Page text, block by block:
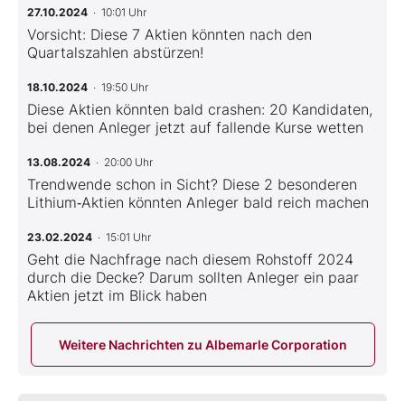
27.10.2024 · 10:01 Uhr
Vorsicht: Diese 7 Aktien könnten nach den
Quartalszahlen abstürzen!
18.10.2024 · 19:50 Uhr
Diese Aktien könnten bald crashen: 20 Kandidaten,
bei denen Anleger jetzt auf fallende Kurse wetten
13.08.2024 · 20:00 Uhr
Trendwende schon in Sicht? Diese 2 besonderen
Lithium‑Aktien könnten Anleger bald reich machen
23.02.2024 · 15:01 Uhr
Geht die Nachfrage nach diesem Rohstoff 2024
durch die Decke? Darum sollten Anleger ein paar
Aktien jetzt im Blick haben
Weitere Nachrichten zu Albemarle Corporation